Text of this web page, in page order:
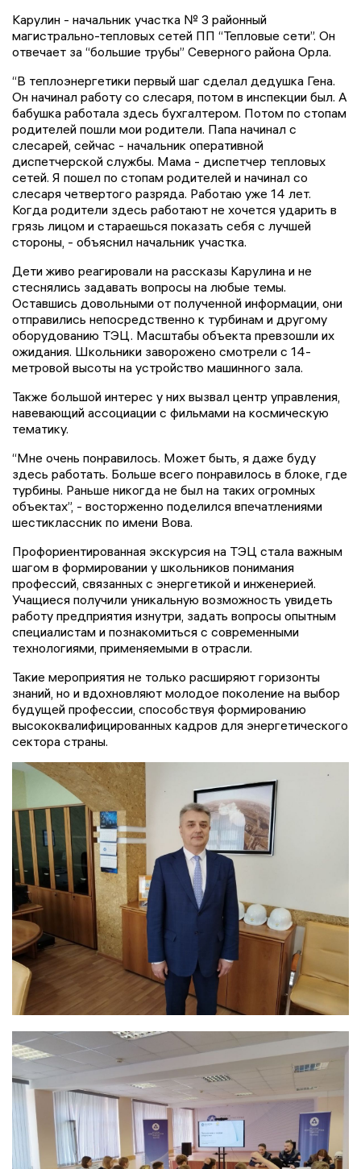
Карулин - начальник участка № 3 районный
магистрально-тепловых сетей ПП “Тепловые сети”. Он
отвечает за “большие трубы” Северного района Орла.
“В теплоэнергетики первый шаг сделал дедушка Гена.
Он начинал работу со слесаря, потом в инспекции был. А
бабушка работала здесь бухгалтером. Потом по стопам
родителей пошли мои родители. Папа начинал с
слесарей, сейчас - начальник оперативной
диспетчерской службы. Мама - диспетчер тепловых
сетей. Я пошел по стопам родителей и начинал со
слесаря четвертого разряда. Работаю уже 14 лет.
Когда родители здесь работают не хочется ударить в
грязь лицом и стараешься показать себя с лучшей
стороны, - объяснил начальник участка.
Дети живо реагировали на рассказы Карулина и не
стеснялись задавать вопросы на любые темы.
Оставшись довольными от полученной информации, они
отправились непосредственно к турбинам и другому
оборудованию ТЭЦ. Масштабы объекта превзошли их
ожидания. Школьники заворожено смотрели с 14-
метровой высоты на устройство машинного зала.
Также большой интерес у них вызвал центр управления,
навевающий ассоциации с фильмами на космическую
тематику.
“Мне очень понравилось. Может быть, я даже буду
здесь работать. Больше всего понравилось в блоке, где
турбины. Раньше никогда не был на таких огромных
объектах”, - восторженно поделился впечатлениями
шестиклассник по имени Вова.
Профориентированная экскурсия на ТЭЦ стала важным
шагом в формировании у школьников понимания
профессий, связанных с энергетикой и инженерией.
Учащиеся получили уникальную возможность увидеть
работу предприятия изнутри, задать вопросы опытным
специалистам и познакомиться с современными
технологиями, применяемыми в отрасли.
Такие мероприятия не только расширяют горизонты
знаний, но и вдохновляют молодое поколение на выбор
будущей профессии, способствуя формированию
высококвалифицированных кадров для энергетического
сектора страны.